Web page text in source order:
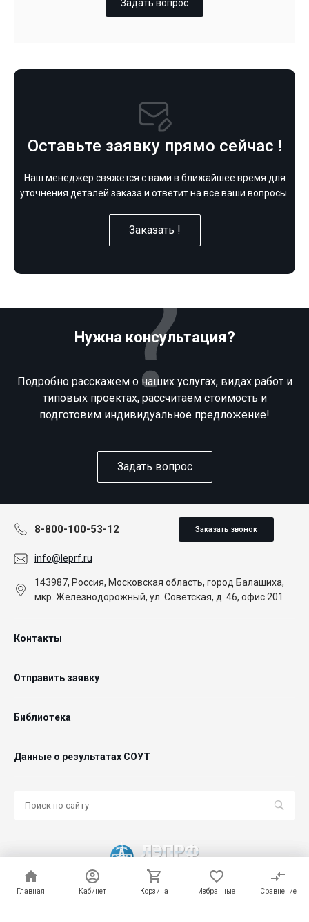
Главная Кабинет Корзина Избранные Сравнение
Главная Кабинет Корзина Избранные Сравнение
Задать вопрос
Оставьте заявку прямо сейчас !
Наш менеджер свяжется с вами в ближайшее время для
уточнения деталей заказа и ответит на все ваши вопросы.
Заказать !
Нужна консультация?
Подробно расскажем о наших услугах, видах работ и
типовых проектах, рассчитаем стоимость и
подготовим индивидуальное предложение!
Задать вопрос
8-800-100-53-12 Заказать звонок
info@leprf.ru
143987, Россия, Московская область, город Балашиха,
мкр. Железнодорожный, ул. Советская, д. 46, офис 201
Контакты
Отправить заявку
Библиотека
Данные о результатах СОУТ
© 2026 ООО "ЛЭПРФ", Все права защищены